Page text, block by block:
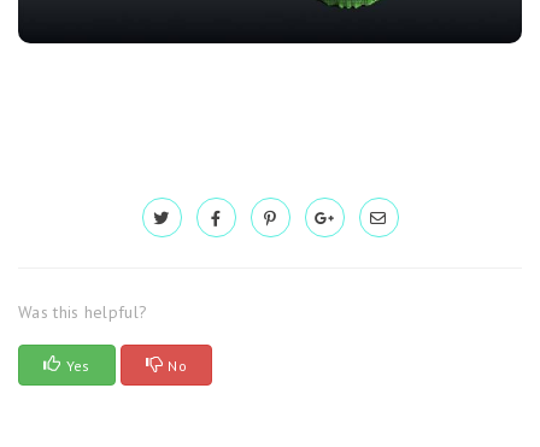
Was this helpful?
Yes No